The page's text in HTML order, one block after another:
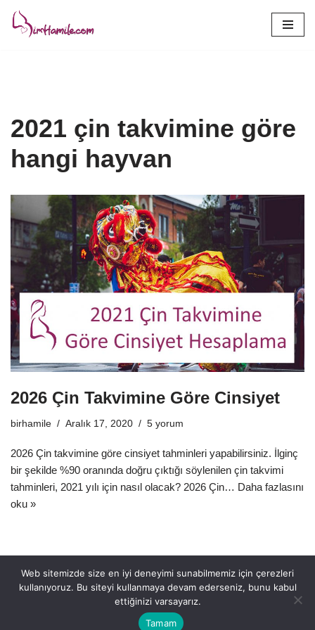
İçeriğe
2021 çin takvimine göre
hangi hayvan
2026 Çin Takvimine Göre Cinsiyet
birhamile Aralık 17, 2020 5 yorum
2026 Çin takvimine göre cinsiyet tahminleri yapabilirsiniz. İlginç
bir şekilde %90 oranında doğru çıktığı söylenilen çin takvimi
tahminleri, 2021 yılı için nasıl olacak? 2026 Çin… Daha fazlasını
oku »
Web sitemizde size en iyi deneyimi sunabilmemiz için çerezleri
kullanıyoruz. Bu siteyi kullanmaya devam ederseniz, bunu kabul
ettiğinizi varsayarız.
Tamam